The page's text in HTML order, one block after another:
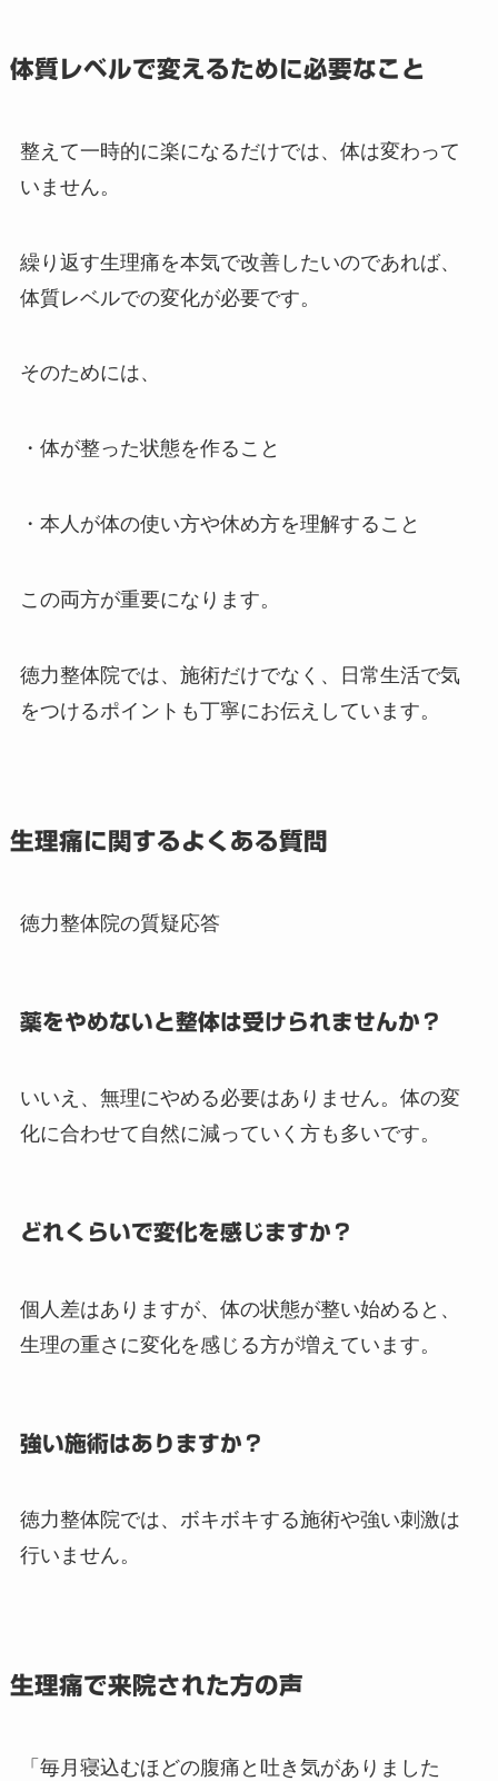
体質レベルで変えるために必要なこと
整えて一時的に楽になるだけでは、体は変わって
いません。
繰り返す生理痛を本気で改善したいのであれば、
体質レベルでの変化が必要です。
そのためには、
・体が整った状態を作ること
・本人が体の使い方や休め方を理解すること
この両方が重要になります。
徳力整体院では、施術だけでなく、日常生活で気
をつけるポイントも丁寧にお伝えしています。
生理痛に関するよくある質問
徳力整体院の質疑応答
薬をやめないと整体は受けられませんか？
いいえ、無理にやめる必要はありません。体の変
化に合わせて自然に減っていく方も多いです。
どれくらいで変化を感じますか？
個人差はありますが、体の状態が整い始めると、
生理の重さに変化を感じる方が増えています。
強い施術はありますか？
徳力整体院では、ボキボキする施術や強い刺激は
行いません。
生理痛で来院された方の声
「毎月寝込むほどの腹痛と吐き気がありました